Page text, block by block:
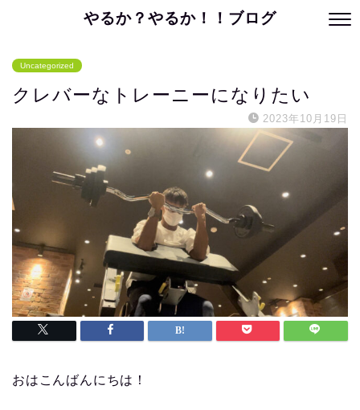
やるか？やるか！！ブログ
Uncategorized
クレバーなトレーニーになりたい
2023年10月19日
おはこんばんにちは！